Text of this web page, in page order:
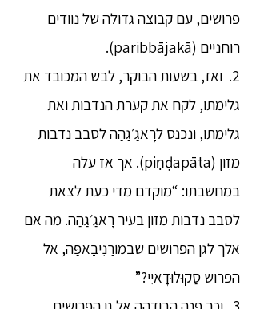
פרושים, עם קבוצה גדולה של נוודים
רוחניים (paribbājakā).
2. ואז, בשעות הבוקר, לבש המכובד את
גלימתו, לקח את קערת הנדבות ואת
גלימתו, ונכנס לרָאגַ׳גַהַה לסבב נדבות
מזון (piṇḍapāta). אך אז עלה
במחשבתו: “מוקדם מדי כעת לצאת
לסבב נדבות מזון בעיר רָאגַ׳גַהַה. מה אם
אלך לגן הפרושים שבמוֹרַנִיבָאפַּה, אל
הפרוש סַקוּלוּדָאיִי?”